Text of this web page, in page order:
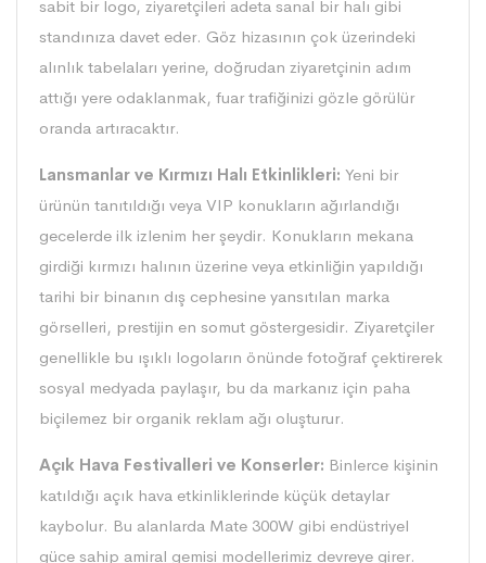
sabit bir logo, ziyaretçileri adeta sanal bir halı gibi
standınıza davet eder. Göz hizasının çok üzerindeki
alınlık tabelaları yerine, doğrudan ziyaretçinin adım
attığı yere odaklanmak, fuar trafiğinizi gözle görülür
oranda artıracaktır.
Lansmanlar ve Kırmızı Halı Etkinlikleri: Yeni bir
ürünün tanıtıldığı veya VIP konukların ağırlandığı
gecelerde ilk izlenim her şeydir. Konukların mekana
girdiği kırmızı halının üzerine veya etkinliğin yapıldığı
tarihi bir binanın dış cephesine yansıtılan marka
görselleri, prestijin en somut göstergesidir. Ziyaretçiler
genellikle bu ışıklı logoların önünde fotoğraf çektirerek
sosyal medyada paylaşır, bu da markanız için paha
biçilemez bir organik reklam ağı oluşturur.
Açık Hava Festivalleri ve Konserler: Binlerce kişinin
katıldığı açık hava etkinliklerinde küçük detaylar
kaybolur. Bu alanlarda Mate 300W gibi endüstriyel
güce sahip amiral gemisi modellerimiz devreye girer.